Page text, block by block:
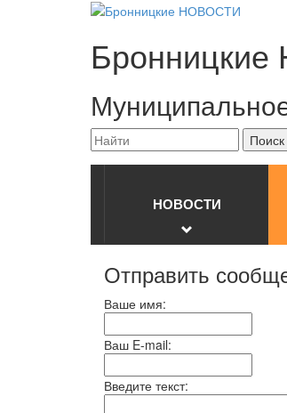
Бронницкие
НОВОСТИ
Отправить
Ваше имя:
Ваш E-mail:
Введите текст: